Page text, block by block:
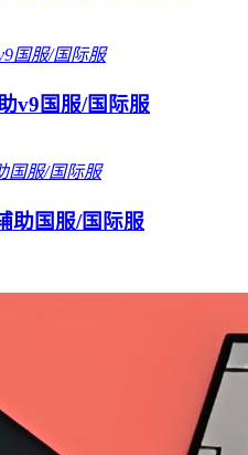
v9国服/国际服
助国服/国际服